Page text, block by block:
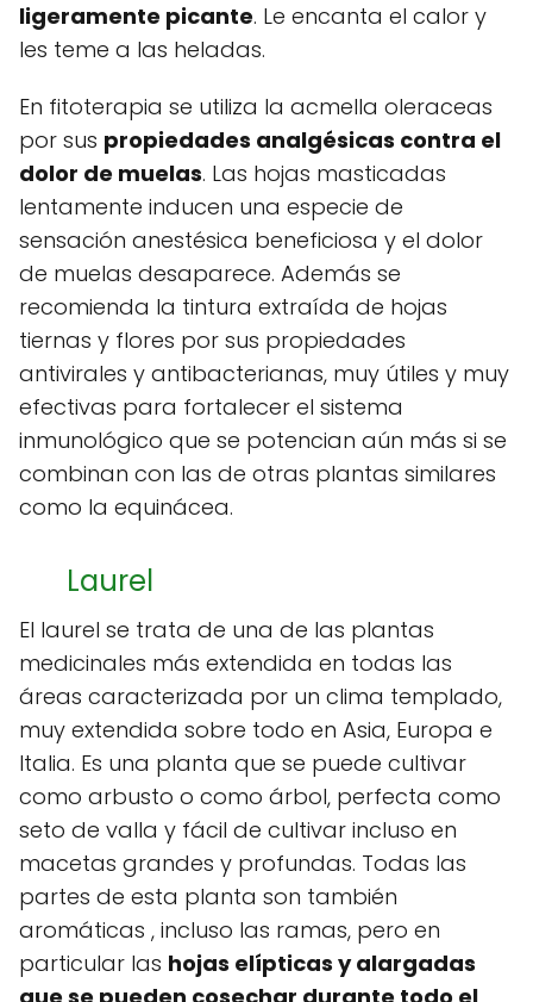
ligeramente picante. Le encanta el calor y
les teme a las heladas.
En fitoterapia se utiliza la acmella oleraceas
por sus propiedades analgésicas contra el
dolor de muelas. Las hojas masticadas
lentamente inducen una especie de
sensación anestésica beneficiosa y el dolor
de muelas desaparece. Además se
recomienda la tintura extraída de hojas
tiernas y flores por sus propiedades
antivirales y antibacterianas, muy útiles y muy
efectivas para fortalecer el sistema
inmunológico que se potencian aún más si se
combinan con las de otras plantas similares
como la equinácea.
Laurel
El laurel se trata de una de las plantas
medicinales más extendida en todas las
áreas caracterizada por un clima templado,
muy extendida sobre todo en Asia, Europa e
Italia. Es una planta que se puede cultivar
como arbusto o como árbol, perfecta como
seto de valla y fácil de cultivar incluso en
macetas grandes y profundas. Todas las
partes de esta planta son también
aromáticas , incluso las ramas, pero en
particular las hojas elípticas y alargadas